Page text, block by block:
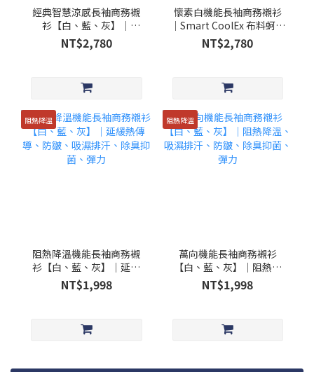
經典智慧涼感長袖商務襯
衫【白、藍、灰】｜
Smart CoolEx 布料蚵殼紗
｜冬暖夏涼、吸濕排汗、
NT$2,780
懷素白機能長袖商務襯衫
｜Smart CoolEx 布料蚵殼
紗｜冬暖夏涼、吸濕排
汗、防皺、除臭、彈力
NT$2,780
阻熱降溫
阻熱降溫機能長袖商務襯
衫【白、藍、灰】│延緩
熱傳導、防皺、吸濕排
汗、除臭抑菌、彈力
NT$1,998
阻熱降溫
萬向機能長袖商務襯衫
【白、藍、灰】│阻熱降
溫、吸濕排汗、防皺、除
臭抑菌、彈力
NT$1,998